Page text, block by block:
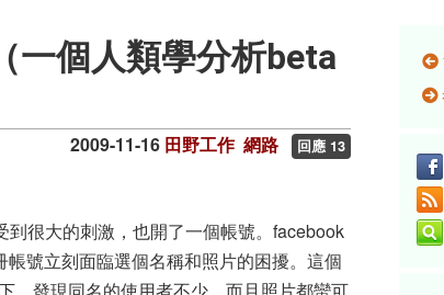
一個人類學分析beta
2009-11-16 田野工作 網路 回應 13
很大的刺激，也開了一個帳號。facebook
號立刻面臨選個名稱和照片的困擾。這個